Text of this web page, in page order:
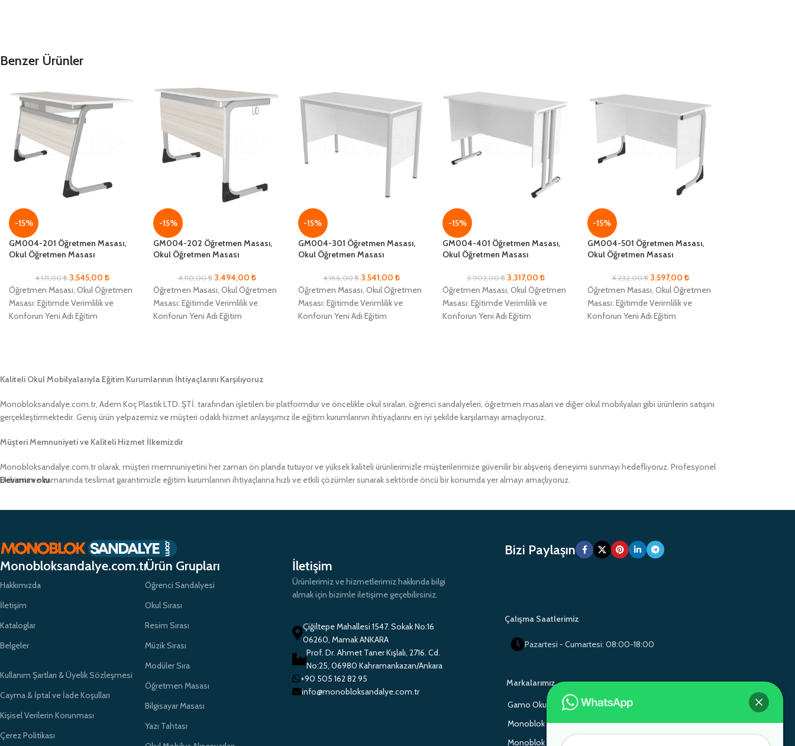
Benzer Ürünler
-15%
GM004-201 Öğretmen Masası,
Okul Öğretmen Masası
4.171,00₺ 3.545,00₺
Öğretmen Masası, Okul Öğretmen
Masası: Eğitimde Verimlilik ve
Konforun Yeni Adı Eğitim
-15%
GM004-202 Öğretmen Masası,
Okul Öğretmen Masası
4.110,00₺ 3.494,00 ₺
Öğretmen Masası, Okul Öğretmen
Masası: Eğitimde Verimlilik ve
Konforun Yeni Adı Eğitim
-15%
GM004-301 Öğretmen Masası,
Okul Öğretmen Masası
4.166,00₺ 3.541,00 ₺
Öğretmen Masası, Okul Öğretmen
Masası: Eğitimde Verimlilik ve
Konforun Yeni Adı Eğitim
-15%
GM004-401 Öğretmen Masası,
Okul Öğretmen Masası
3.902,00₺ 3.317,00₺
Öğretmen Masası, Okul Öğretmen
Masası: Eğitimde Verimlilik ve
Konforun Yeni Adı Eğitim
-15%
GM004-501 Öğretmen Masası,
Okul Öğretmen Masası
4.232,00₺ 3.597,00₺
Öğretmen Masası, Okul Öğretmen
Masası: Eğitimde Verimlilik ve
Konforun Yeni Adı Eğitim
Kaliteli Okul Mobilyalarıyla Eğitim Kurumlarının İhtiyaçlarını Karşılıyoruz
Monobloksandalye.com.tr, Adem Koç Plastik LTD. ŞTİ. tarafından işletilen bir platformdur ve öncelikle okul sıraları, öğrenci sandalyeleri, öğretmen masaları ve diğer okul mobilyaları gibi ürünlerin satışını
gerçekleştirmektedir. Geniş ürün yelpazemiz ve müşteri odaklı hizmet anlayışımız ile eğitim kurumlarının ihtiyaçlarını en iyi şekilde karşılamayı amaçlıyoruz.
Müşteri Memnuniyeti ve Kaliteli Hizmet İlkemizdir
Monobloksandalye.com.tr olarak, müşteri memnuniyetini her zaman ön planda tutuyor ve yüksek kaliteli ürünlerimizle müşterilerimize güvenilir bir alışveriş deneyimi sunmayı hedefliyoruz. Profesyonel
ekibimiz ve zamanında teslimat garantimizle eğitim kurumlarının ihtiyaçlarına hızlı ve etkili çözümler sunarak sektörde öncü bir konumda yer almayı amaçlıyoruz.
Devamını oku
Monobloksandalye.com.tr
Hakkımızda
İletişim
Kataloglar
Belgeler
Kullanım Şartları & Üyelik Sözleşmesi
Cayma & İptal ve İade Koşulları
Kişisel Verilerin Korunması
Çerez Politikası
Ürün Grupları
Öğrenci Sandalyesi
Okul Sırası
Resim Sırası
Müzik Sırası
Modüler Sıra
Öğretmen Masası
Bilgisayar Masası
Yazı Tahtası
İletişim
Çiğiltepe Mahallesi 1547. Sokak No:16
06260, Mamak ANKARA
Prof. Dr. Ahmet Taner Kışlalı, 2716. Cd.
No:25, 06980 Kahramankazan/Ankara
+90 505 162 82 95
Ürünlerimiz ve hizmetlerimiz hakkında bilgi
almak için bizimle iletişime geçebilirsiniz.
info@monobloksandalye.com.tr
Bizi Paylaşın
Çalışma Saatlerimiz
Pazartesi - Cumartesi: 08:00-18:00
Markalarımız
Gamo Okul Mobilyaları
Gamo School Furniture
Monoblok Sandalye
Monoblok Sandalye
Monoblok Sandalye